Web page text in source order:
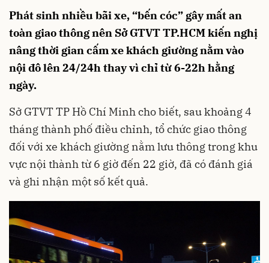
Phát sinh nhiều bãi xe, “bến cóc” gây mất an
toàn giao thông nên Sở GTVT TP.HCM kiến nghị
nâng thời gian cấm xe khách giường nằm vào
nội đô lên 24/24h thay vì chỉ từ 6-22h hằng
ngày.
Sở GTVT TP Hồ Chí Minh cho biết, sau khoảng 4
tháng thành phố điều chỉnh, tổ chức giao thông
đối với xe khách giường nằm lưu thông trong khu
vực nội thành từ 6 giờ đến 22 giờ, đã có đánh giá
và ghi nhận một số kết quả.
Gửi